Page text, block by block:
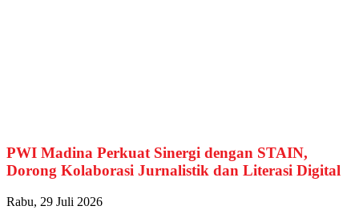
PWI Madina Perkuat Sinergi dengan STAIN,
Dorong Kolaborasi Jurnalistik dan Literasi Digital
Rabu, 29 Juli 2026